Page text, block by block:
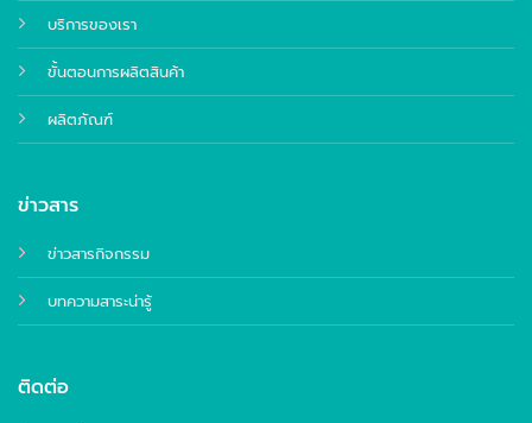
บริการของเรา
ขั้นตอนการผลิตสินค้า
ผลิตภัณฑ์
ข่าวสาร
ข่าวสารกิจกรรม
บทความสาระน่ารู้
ติดต่อ